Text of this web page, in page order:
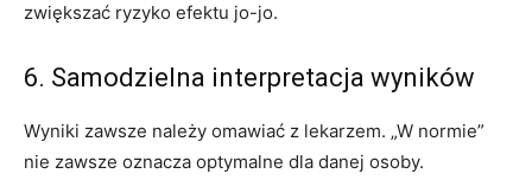
zwiększać ryzyko efektu jo-jo.
6. Samodzielna interpretacja wyników
Wyniki zawsze należy omawiać z lekarzem. „W normie”
nie zawsze oznacza optymalne dla danej osoby.